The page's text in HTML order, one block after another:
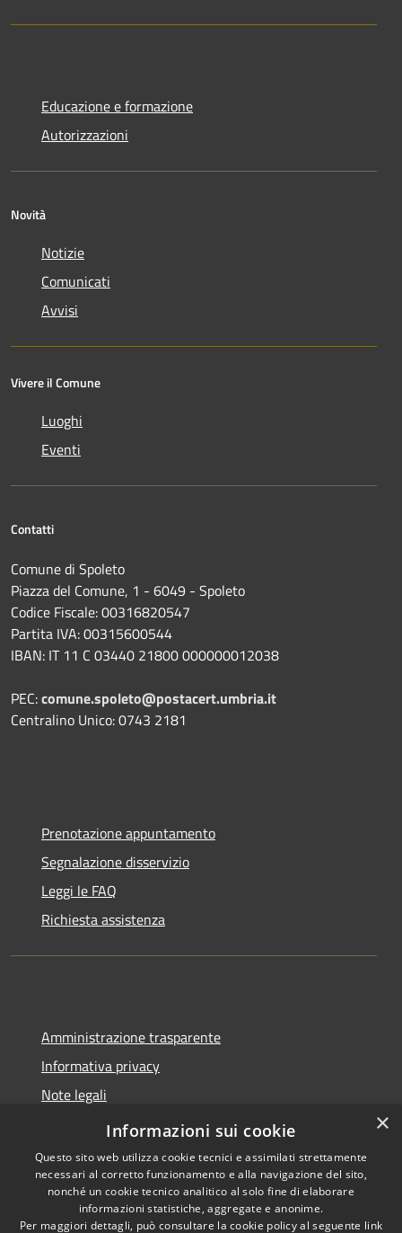
Educazione e formazione
Autorizzazioni
Novità
Notizie
Comunicati
Avvisi
Vivere il Comune
Luoghi
Eventi
Contatti
Comune di Spoleto
Piazza del Comune, 1 - 6049 - Spoleto
Codice Fiscale: 00316820547
Partita IVA: 00315600544
IBAN: IT 11 C 03440 21800 000000012038
PEC:comune.spoleto@postacert.umbria.it
Centralino Unico: 0743 2181
Prenotazione appuntamento
Segnalazione disservizio
Leggi le FAQ
Richiesta assistenza
Amministrazione trasparente
Informativa privacy
Note legali
Dichiarazione di accessibilità
Copyright © 2026 • Comune di
×
Informazioni sui cookie
Questo sito web utilizza cookie tecnici e assimilati strettamente
necessari al corretto funzionamento e alla navigazione del sito,
nonché un cookie tecnico analitico al solo fine di elaborare
informazioni statistiche, aggregate e anonime.
Per maggiori dettagli, può consultare la cookie policy al seguente link